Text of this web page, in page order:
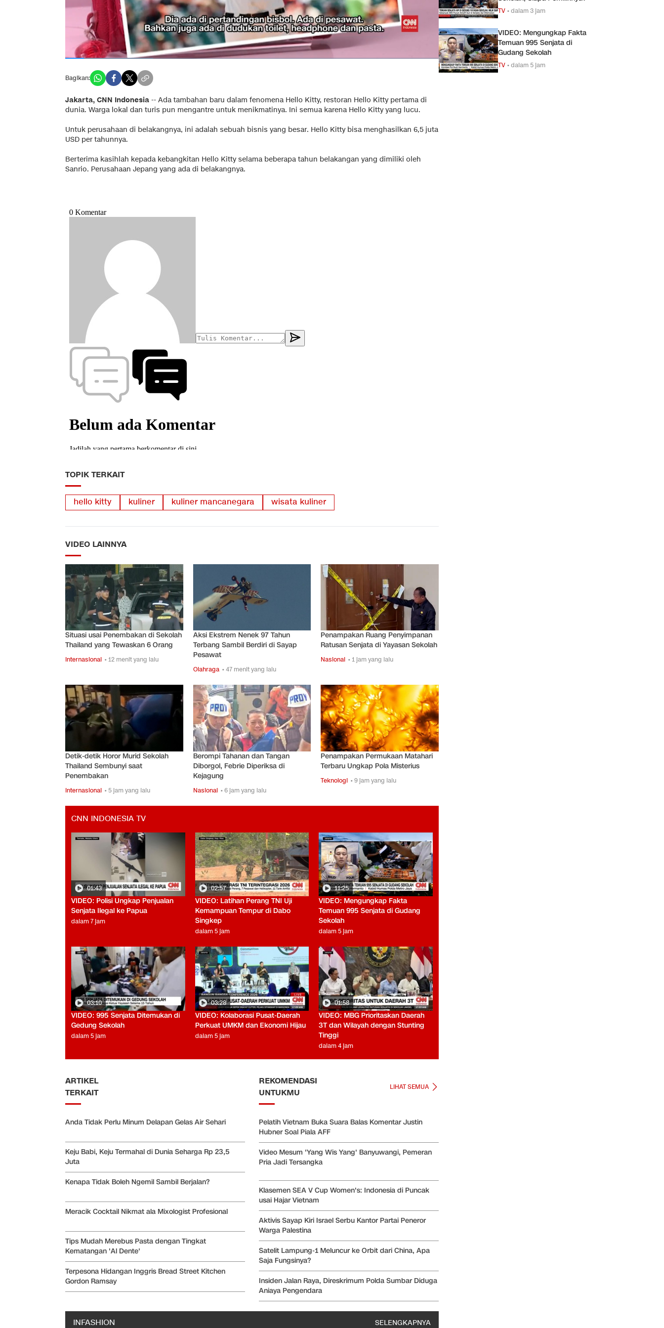
Bagikan:
Jakarta, CNN Indonesia -- Ada tambahan baru dalam fenomena Hello Kitty, restoran Hello Kitty pertama di
dunia. Warga lokal dan turis pun mengantre untuk menikmatinya. Ini semua karena Hello Kitty yang lucu.
Untuk perusahaan di belakangnya, ini adalah sebuah bisnis yang besar. Hello Kitty bisa menghasilkan 6,5 juta
USD per tahunnya.
Berterima kasihlah kepada kebangkitan Hello Kitty selama beberapa tahun belakangan yang dimiliki oleh
Sanrio. Perusahaan Jepang yang ada di belakangnya.
TOPIK TERKAIT
hello kitty kuliner kuliner mancanegara wisata kuliner
VIDEO LAINNYA
Situasi usai Penembakan di Sekolah
Thailand yang Tewaskan 6 Orang
Internasional • 12 menit yang lalu
Aksi Ekstrem Nenek 97 Tahun
Terbang Sambil Berdiri di Sayap
Pesawat
Olahraga • 47 menit yang lalu
Penampakan Ruang Penyimpanan
Ratusan Senjata di Yayasan Sekolah
Nasional • 1 jam yang lalu
Detik-detik Horor Murid Sekolah
Thailand Sembunyi saat
Penembakan
Internasional • 5 jam yang lalu
Berompi Tahanan dan Tangan
Diborgol, Febrie Diperiksa di
Kejagung
Nasional • 6 jam yang lalu
Penampakan Permukaan Matahari
Terbaru Ungkap Pola Misterius
Teknologi • 9 jam yang lalu
CNN INDONESIA TV
01:43
VIDEO: Polisi Ungkap Penjualan
Senjata Ilegal ke Papua
dalam 7 jam
02:57
VIDEO: Latihan Perang TNI Uji
Kemampuan Tempur di Dabo
Singkep
dalam 5 jam
11:25
VIDEO: Mengungkap Fakta
Temuan 995 Senjata di Gudang
Sekolah
dalam 5 jam
03:10
VIDEO: 995 Senjata Ditemukan di
Gedung Sekolah
dalam 5 jam
03:28
VIDEO: Kolaborasi Pusat-Daerah
Perkuat UMKM dan Ekonomi Hijau
dalam 5 jam
01:58
VIDEO: MBG Prioritaskan Daerah
3T dan Wilayah dengan Stunting
Tinggi
dalam 4 jam
ARTIKEL
TERKAIT
Anda Tidak Perlu Minum Delapan Gelas Air Sehari
Keju Babi, Keju Termahal di Dunia Seharga Rp 23,5
Juta
Kenapa Tidak Boleh Ngemil Sambil Berjalan?
Meracik Cocktail Nikmat ala Mixologist Profesional
Tips Mudah Merebus Pasta dengan Tingkat
Kematangan 'Al Dente'
Terpesona Hidangan Inggris Bread Street Kitchen
Gordon Ramsay
REKOMENDASI
UNTUKMU
LIHAT SEMUA
Pelatih Vietnam Buka Suara Balas Komentar Justin
Hubner Soal Piala AFF
Video Mesum 'Yang Wis Yang' Banyuwangi, Pemeran
Pria Jadi Tersangka
Klasemen SEA V Cup Women's: Indonesia di Puncak
usai Hajar Vietnam
Aktivis Sayap Kiri Israel Serbu Kantor Partai Peneror
Warga Palestina
Satelit Lampung-1 Meluncur ke Orbit dari China, Apa
Saja Fungsinya?
Insiden Jalan Raya, Direskrimum Polda Sumbar Diduga
Aniaya Pengendara
INFASHION SELENGKAPNYA
TV •dalam 3 jam
VIDEO: Mengungkap Fakta
Temuan 995 Senjata di
Gudang Sekolah
TV •dalam 5 jam